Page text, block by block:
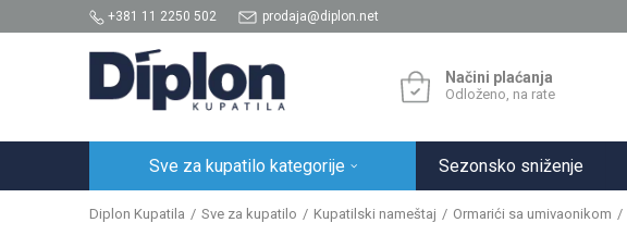
+381 11 2250 502 prodaja@diplon.net
Načini plaćanja
Odloženo, na rate
Sve za kupatilo kategorije Sezonsko sniženje
Diplon Kupatila Sve za kupatilo Kupatilski nameštaj Ormarići sa umivaonikom